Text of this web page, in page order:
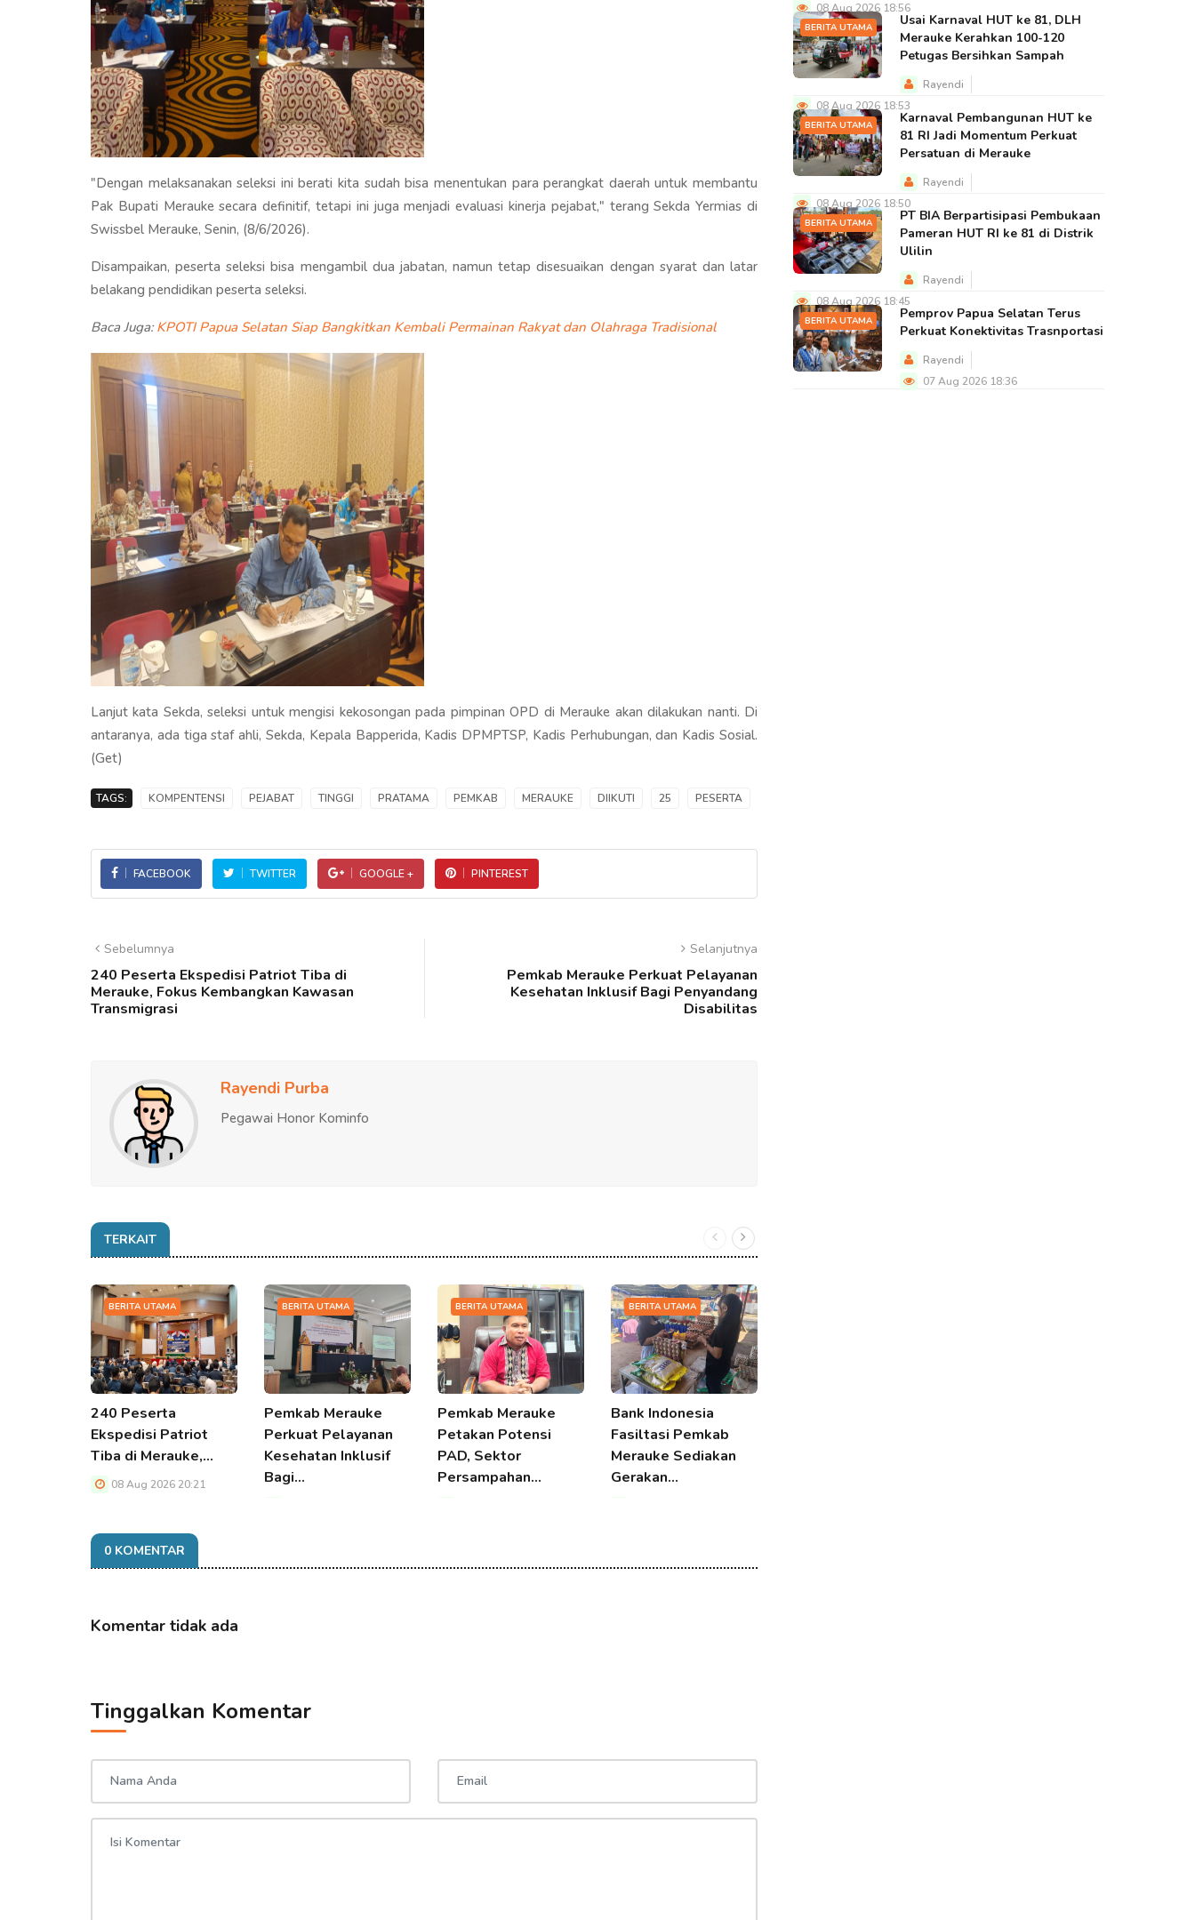
"Dengan melaksanakan seleksi ini berati kita sudah bisa menentukan para perangkat daerah untuk membantu
Pak Bupati Merauke secara definitif, tetapi ini juga menjadi evaluasi kinerja pejabat," terang Sekda Yermias di
Swissbel Merauke, Senin, (8/6/2026).
Disampaikan, peserta seleksi bisa mengambil dua jabatan, namun tetap disesuaikan dengan syarat dan latar
belakang pendidikan peserta seleksi.
Baca Juga:KPOTI Papua Selatan Siap Bangkitkan Kembali Permainan Rakyat dan Olahraga Tradisional
Lanjut kata Sekda, seleksi untuk mengisi kekosongan pada pimpinan OPD di Merauke akan dilakukan nanti. Di
antaranya, ada tiga staf ahli, Sekda, Kepala Bapperida, Kadis DPMPTSP, Kadis Perhubungan, dan Kadis Sosial.
(Get)
TAGS: KOMPENTENSI PEJABAT TINGGI PRATAMA PEMKAB MERAUKE DIIKUTI 25 PESERTA
FACEBOOK TWITTER GOOGLE + PINTEREST
Sebelumnya
240 Peserta Ekspedisi Patriot Tiba di
Merauke, Fokus Kembangkan Kawasan
Transmigrasi
Selanjutnya
Pemkab Merauke Perkuat Pelayanan
Kesehatan Inklusif Bagi Penyandang
Disabilitas
Rayendi Purba
Pegawai Honor Kominfo
TERKAIT
BERITA UTAMA
240 Peserta
Ekspedisi Patriot
Tiba di Merauke,…
08 Aug 2026 20:21
BERITA UTAMA
Pemkab Merauke
Perkuat Pelayanan
Kesehatan Inklusif
Bagi…
BERITA UTAMA
Pemkab Merauke
Petakan Potensi
PAD, Sektor
Persampahan…
BERITA UTAMA
Bank Indonesia
Fasiltasi Pemkab
Merauke Sediakan
Gerakan…
0 KOMENTAR
Komentar tidak ada
Tinggalkan Komentar
08 Aug 2026 18:56
BERITA UTAMA
Usai Karnaval HUT ke 81, DLH
Merauke Kerahkan 100-120
Petugas Bersihkan Sampah
Rayendi
08 Aug 2026 18:53
BERITA UTAMA
Karnaval Pembangunan HUT ke
81 RI Jadi Momentum Perkuat
Persatuan di Merauke
Rayendi
08 Aug 2026 18:50
BERITA UTAMA
PT BIA Berpartisipasi Pembukaan
Pameran HUT RI ke 81 di Distrik
Ulilin
Rayendi
08 Aug 2026 18:45
BERITA UTAMA
Pemprov Papua Selatan Terus
Perkuat Konektivitas Trasnportasi
Rayendi
07 Aug 2026 18:36